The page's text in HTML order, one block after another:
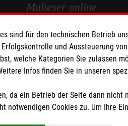
Malteser online
Malteserorden
Malteser Jugend
Malteser International
sind für den technischen Betrieb
und Aussteuerung
welche Kategorien Sie zulassen
Infos finden Sie in unseren
da ein Betrieb der Seite dann nicht
notwendigen Cookies zu. Um Ihre